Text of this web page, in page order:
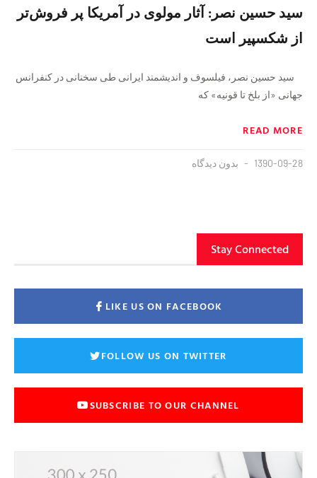
سید حسین نصر: آثار مولوی در آمریكا پر فروش‌تر
از شكسپیر است
سید حسین نصر، فیلسوف و اندیشمند ایرانی طی سخنانی در کنفرانس
جهانی «از بلخ تا قونیه» که
READ MORE
1390-09-28 بدون دیدگاه
Stay Connected
LIKE US ON FACEBOOK
FOLLOW US ON TWITTER
SUBSCRIBE TO OUR CHANNEL